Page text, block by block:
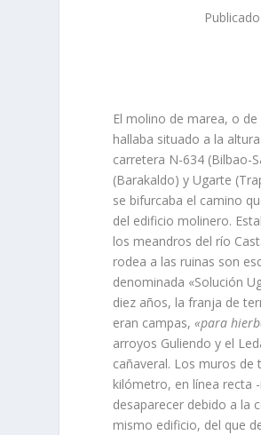
El molino de marea, o
hallaba situado a la
carretera N-634 (Bilbao-
(Barakaldo) y Ugarte
se bifurcaba el camino
del edificio molinero.
los meandros del rí­o
rodea a las ruinas son
denominada «Solución
diez años, la franja de
eran campas,«para
arroyos Guliendo y el
cañaveral. Los muros de
kilómetro, en lí­nea recta
desaparecer debido a la
mismo edificio, del que